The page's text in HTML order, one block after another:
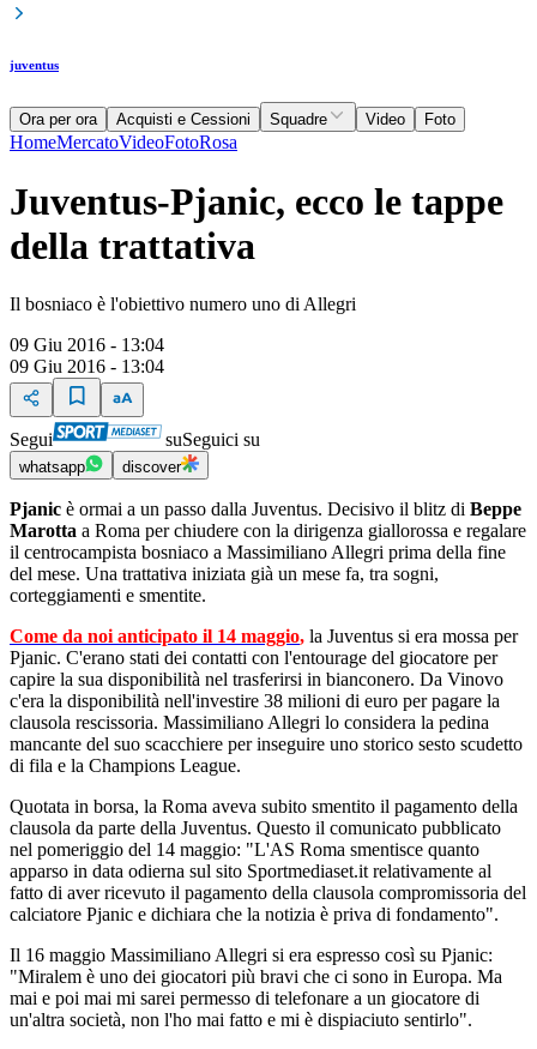
juventus
Ora per ora Acquisti e Cessioni Squadre Video Foto
HomeMercatoVideoFotoRosa
Juventus-Pjanic, ecco le tappe
della trattativa
Il bosniaco è l'obiettivo numero uno di Allegri
09 Giu 2016 - 13:04
09 Giu 2016 - 13:04
Segui suSeguici su
whatsapp discover
Pjanic è ormai a un passo dalla Juventus. Decisivo il blitz di Beppe
Marotta a Roma per chiudere con la dirigenza giallorossa e regalare
il centrocampista bosniaco a Massimiliano Allegri prima della fine
del mese. Una trattativa iniziata già un mese fa, tra sogni,
corteggiamenti e smentite.
Come da noi anticipato il 14 maggio, la Juventus si era mossa per
Pjanic. C'erano stati dei contatti con l'entourage del giocatore per
capire la sua disponibilità nel trasferirsi in bianconero. Da Vinovo
c'era la disponibilità nell'investire 38 milioni di euro per pagare la
clausola rescissoria. Massimiliano Allegri lo considera la pedina
mancante del suo scacchiere per inseguire uno storico sesto scudetto
di fila e la Champions League.
Quotata in borsa, la Roma aveva subito smentito il pagamento della
clausola da parte della Juventus. Questo il comunicato pubblicato
nel pomeriggio del 14 maggio: "L'AS Roma smentisce quanto
apparso in data odierna sul sito Sportmediaset.it relativamente al
fatto di aver ricevuto il pagamento della clausola compromissoria del
calciatore Pjanic e dichiara che la notizia è priva di fondamento".
Il 16 maggio Massimiliano Allegri si era espresso così su Pjanic:
"Miralem è uno dei giocatori più bravi che ci sono in Europa. Ma
mai e poi mai mi sarei permesso di telefonare a un giocatore di
un'altra società, non l'ho mai fatto e mi è dispiaciuto sentirlo".